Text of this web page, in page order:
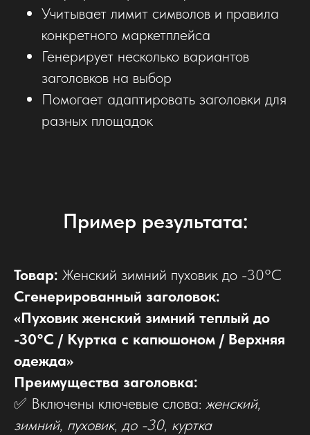
Учитывает лимит символов и правила
конкретного маркетплейса
Генерирует несколько вариантов
заголовков на выбор
Помогает адаптировать заголовки для
разных площадок
Пример результата:
Товар: Женский зимний пуховик до -30°C
Сгенерированный заголовок:
«Пуховик женский зимний теплый до
-30°C / Куртка с капюшоном / Верхняя
одежда»
Преимущества заголовка:
✅ Включены ключевые слова: женский,
зимний, пуховик, до -30, куртка